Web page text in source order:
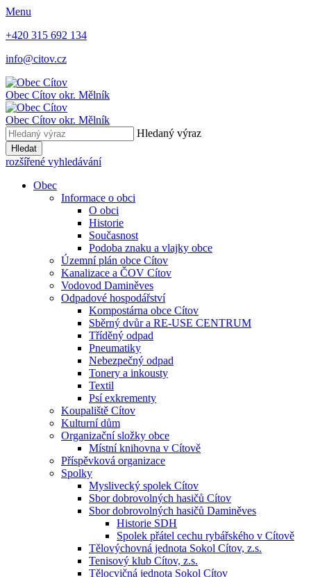
Menu
+420 315 692 134
info@citov.cz
Obec Cítov okr. Mělník
Obec Cítov okr. Mělník
Hledaný výraz
Hledat
rozšířené vyhledávání
Obec
Informace o obci
O obci
Historie
Současnost
Podoba znaku a vlajky obce
Územní plán obce Cítov
Kanalizace a ČOV Cítov
Vodovod Daminěves
Odpadové hospodářství
Kompostárna obce Cítov
Sběrný dvůr a RE-USE CENTRUM
Tříděný odpad
Pneumatiky
Nebezpečný odpad
Tonery a inkousty
Textil
Psí exkrementy
Koupaliště Cítov
Kulturní dům
Organizační složky obce
Místní knihovna v Cítově
Příspěvková organizace
Spolky
Myslivecký spolek Cítov
Sbor dobrovolných hasičů Cítov
Sbor dobrovolných hasičů Daminěves
Historie SDH
Spolek přátel cechu rybářského v Cítově
Tělovýchovná jednota Sokol Cítov, z.s.
Tenisový klub Cítov, z.s.
Tělocvičná jednota Sokol Cítov